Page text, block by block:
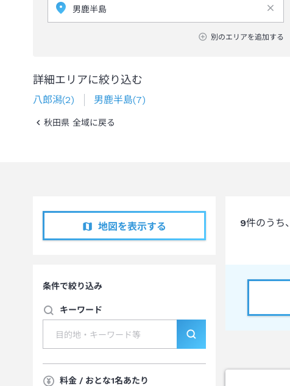
別のエリアを追加する
詳細エリアに絞り込む
八郎潟(2) 男鹿半島(7)
秋田県 全域に戻る
地図を表示する
条件で絞り込み
キーワード
料金 / おとな1名あたり
9件のうち、